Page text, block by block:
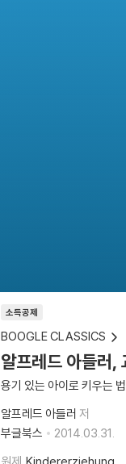
소득공제
BOOGLE CLASSICS
알프레드 아들러,
용기 있는 아이로 키우는 법
알프레드 아들러 저
부글북스
2014.03.31.